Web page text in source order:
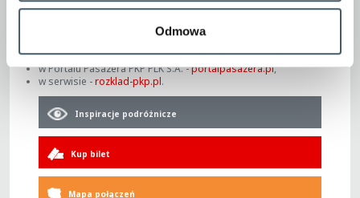
Odmowa
udostępniane są:
w serwisie -polregio.pl,
w Portalu Pasażera PKP PLK S.A. -portalpasazera.pl,
w serwisie -rozklad-pkp.pl.
Inspiracje podróżnicze
Kup bilet
Mapa połączeń